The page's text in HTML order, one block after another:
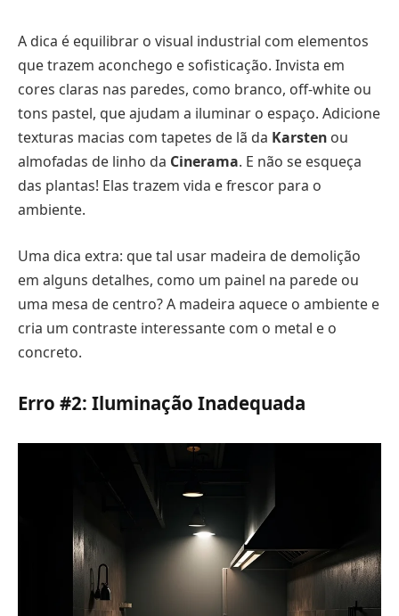
A dica é equilibrar o visual industrial com elementos
que trazem aconchego e sofisticação. Invista em
cores claras nas paredes, como branco, off-white ou
tons pastel, que ajudam a iluminar o espaço. Adicione
texturas macias com tapetes de lã da Karsten ou
almofadas de linho da Cinerama. E não se esqueça
das plantas! Elas trazem vida e frescor para o
ambiente.
Uma dica extra: que tal usar madeira de demolição
em alguns detalhes, como um painel na parede ou
uma mesa de centro? A madeira aquece o ambiente e
cria um contraste interessante com o metal e o
concreto.
Erro #2: Iluminação Inadequada